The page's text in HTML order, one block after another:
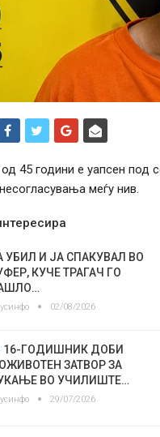
45 години е уапсен под
меѓу нив.
УБИЛ И ЈА СПАКУВАЛ ВО
КУЧЕ ТРАГАЧ ГО
02/08/2026
16-ГОДИШНИК ДОБИ
ЗАТВОР ЗА
ВО УЧИЛИШТЕ…
29/07/2026